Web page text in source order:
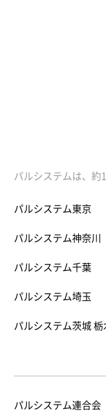
パルシステムは、約
パルシステム東京
パルシステム神奈川
パルシステム千葉
パルシステム埼玉
パルシステム茨城 栃
パルシステム連合会